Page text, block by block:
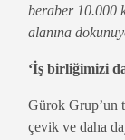
beraber 10.000
alanına
‘İş birliğimizi
Gürok Grup’un
çevik ve daha